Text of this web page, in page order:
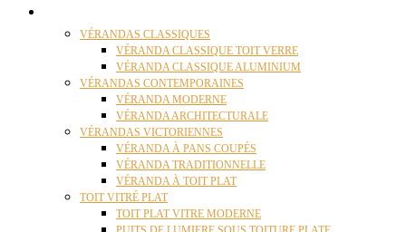
VÉRANDAS CLASSIQUES
VÉRANDA CLASSIQUE TOIT VERRE
VÉRANDA CLASSIQUE ALUMINIUM
VÉRANDAS CONTEMPORAINES
VÉRANDA MODERNE
VÉRANDA ARCHITECTURALE
VÉRANDAS VICTORIENNES
VÉRANDA À PANS COUPÉS
VÉRANDA TRADITIONNELLE
VÉRANDA À TOIT PLAT
TOIT VITRÉ PLAT
TOIT PLAT VITRE MODERNE